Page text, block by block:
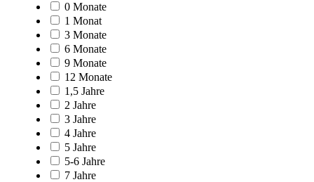
0 Monate
1 Monat
3 Monate
6 Monate
9 Monate
12 Monate
1,5 Jahre
2 Jahre
3 Jahre
4 Jahre
5 Jahre
5-6 Jahre
7 Jahre